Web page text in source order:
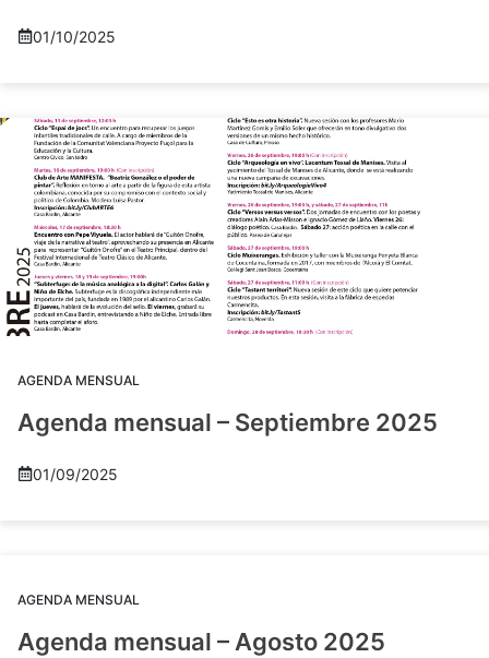
01/10/2025
AGENDA MENSUAL
Agenda mensual – Septiembre 2025
01/09/2025
AGENDA MENSUAL
Agenda mensual – Agosto 2025